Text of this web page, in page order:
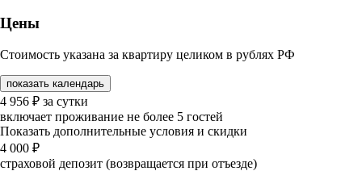
Цены
Стоимость указана за квартиру целиком в рублях РФ
показать календарь
4 956 ₽ за сутки
включает проживание не более 5 гостей
Показать дополнительные условия и скидки
4 000 ₽
страховой депозит (возвращается при отъезде)